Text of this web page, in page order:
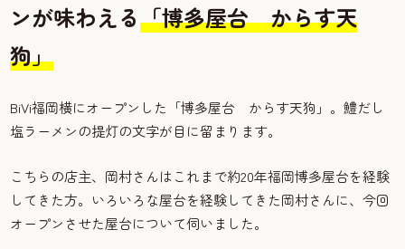
ンが味わえる「博多屋台 からす天
狗」
BiVi福岡横にオープンした「博多屋台 からす天狗」。鱧だし
塩ラーメンの提灯の文字が目に留まります。
こちらの店主、岡村さんはこれまで約20年福岡博多屋台を経験
してきた方。いろいろな屋台を経験してきた岡村さんに、今回
オープンさせた屋台について伺いました。